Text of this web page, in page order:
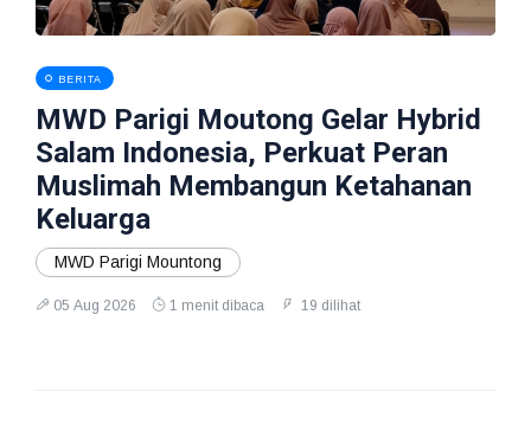
BERITA
MWD Parigi Moutong Gelar Hybrid
Salam Indonesia, Perkuat Peran
Muslimah Membangun Ketahanan
Keluarga
MWD Parigi Mountong
05 Aug 2026 1 menit dibaca 19 dilihat